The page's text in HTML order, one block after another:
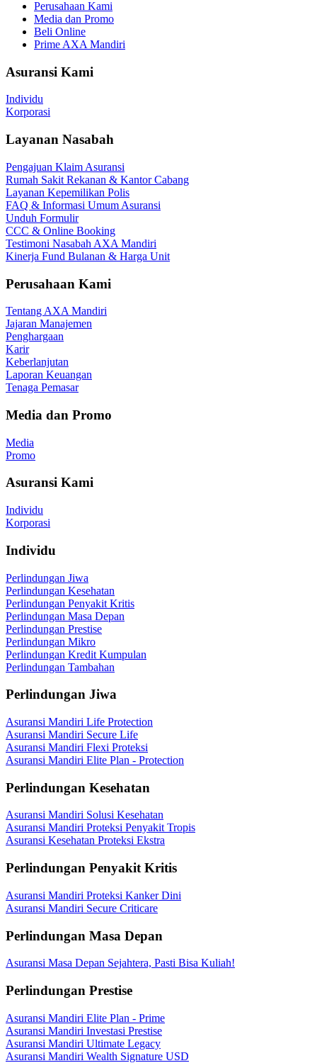
Perusahaan Kami
Media dan Promo
Beli Online
Prime AXA Mandiri
Asuransi Kami
Individu
Korporasi
Layanan Nasabah
Pengajuan Klaim Asuransi
Rumah Sakit Rekanan & Kantor Cabang
Layanan Kepemilikan Polis
FAQ & Informasi Umum Asuransi
Unduh Formulir
CCC & Online Booking
Testimoni Nasabah AXA Mandiri
Kinerja Fund Bulanan & Harga Unit
Perusahaan Kami
Tentang AXA Mandiri
Jajaran Manajemen
Penghargaan
Karir
Keberlanjutan
Laporan Keuangan
Tenaga Pemasar
Media dan Promo
Media
Promo
Asuransi Kami
Individu
Korporasi
Individu
Perlindungan Jiwa
Perlindungan Kesehatan
Perlindungan Penyakit Kritis
Perlindungan Masa Depan
Perlindungan Prestise
Perlindungan Mikro
Perlindungan Kredit Kumpulan
Perlindungan Tambahan
Perlindungan Jiwa
Asuransi Mandiri Life Protection
Asuransi Mandiri Secure Life
Asuransi Mandiri Flexi Proteksi
Asuransi Mandiri Elite Plan - Protection
Perlindungan Kesehatan
Asuransi Mandiri Solusi Kesehatan
Asuransi Mandiri Proteksi Penyakit Tropis
Asuransi Kesehatan Proteksi Ekstra
Perlindungan Penyakit Kritis
Asuransi Mandiri Proteksi Kanker Dini
Asuransi Mandiri Secure Criticare
Perlindungan Masa Depan
Asuransi Masa Depan Sejahtera, Pasti Bisa Kuliah!
Perlindungan Prestise
Asuransi Mandiri Elite Plan - Prime
Asuransi Mandiri Investasi Prestise
Asuransi Mandiri Ultimate Legacy
Asuransi Mandiri Wealth Signature USD